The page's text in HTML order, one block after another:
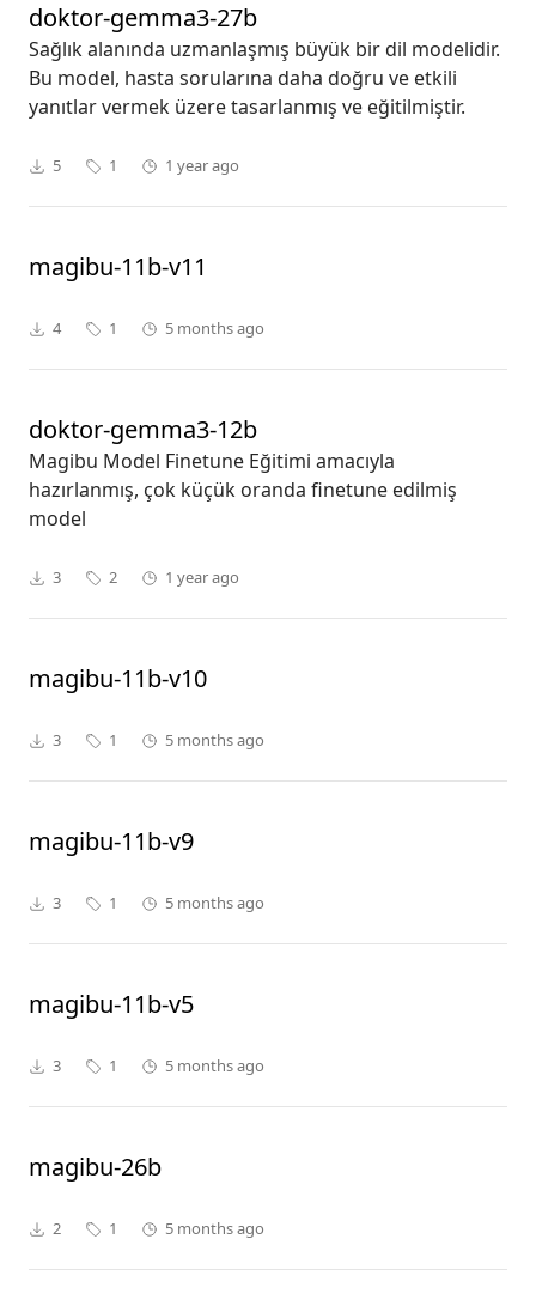
doktor-gemma3-27b
Sağlık alanında uzmanlaşmış büyük bir dil modelidir.
Bu model, hasta sorularına daha doğru ve etkili
yanıtlar vermek üzere tasarlanmış ve eğitilmiştir.
5 1 1 year ago
magibu-11b-v11
4 1 5 months ago
doktor-gemma3-12b
Magibu Model Finetune Eğitimi amacıyla
hazırlanmış, çok küçük oranda finetune edilmiş
model
3 2 1 year ago
magibu-11b-v10
3 1 5 months ago
magibu-11b-v9
3 1 5 months ago
magibu-11b-v5
3 1 5 months ago
magibu-26b
2 1 5 months ago